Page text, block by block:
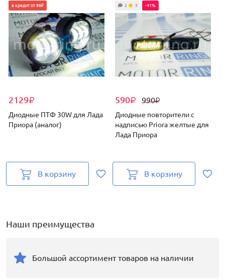
2129₽
в кредит от 88₽
Диодные ПТФ 30W для Лада
Приора (аналог)
В корзину
590₽ 990₽
2 5 -41%
Диодные повторители с
надписью Priora желтые для
Лада Приора
В корзину
Наши преимущества
Большой ассортимент товаров на наличии